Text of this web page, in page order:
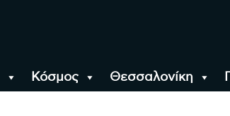
Κόσμος Θεσσαλονίκη